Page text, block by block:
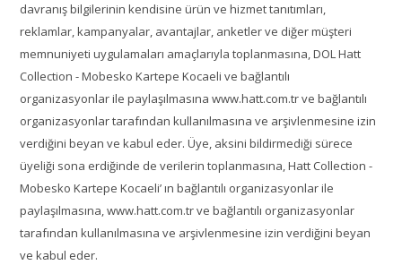
davranış bilgilerinin kendisine ürün ve hizmet tanıtımları,
reklamlar, kampanyalar, avantajlar, anketler ve diğer müşteri
memnuniyeti uygulamaları amaçlarıyla toplanmasına, DOL Hatt
Collection - Mobesko Kartepe Kocaeli ve bağlantılı
organizasyonlar ile paylaşılmasına www.hatt.com.tr ve bağlantılı
organizasyonlar tarafından kullanılmasına ve arşivlenmesine izin
verdiğini beyan ve kabul eder. Üye, aksini bildirmediği sürece
üyeliği sona erdiğinde de verilerin toplanmasına, Hatt Collection -
Mobesko Kartepe Kocaeli’ ın bağlantılı organizasyonlar ile
paylaşılmasına, www.hatt.com.tr ve bağlantılı organizasyonlar
tarafından kullanılmasına ve arşivlenmesine izin verdiğini beyan
ve kabul eder.